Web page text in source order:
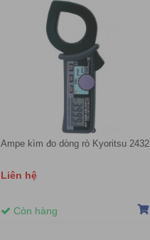
Ampe kìm đo dòng rò Kyoritsu 2432
Liên hệ
Còn hàng